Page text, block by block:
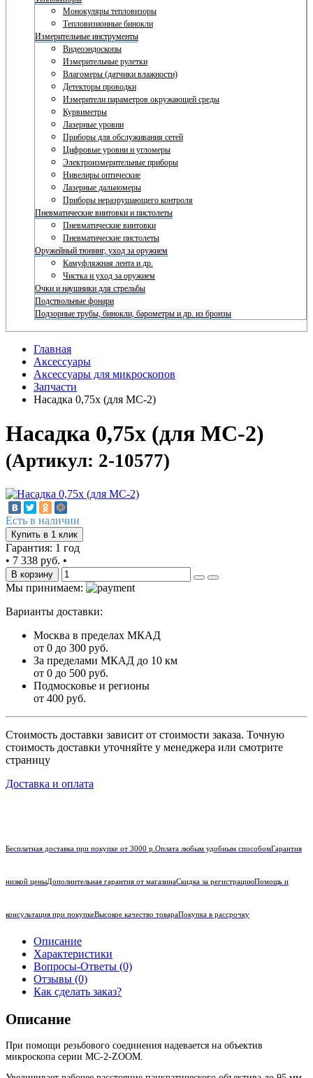
Монокуляры тепловизоры
Тепловизионные бинокли
Измерительные инструменты
Видеоэндоскопы
Измерительные рулетки
Влагомеры (датчики влажности)
Детекторы проводки
Измерители параметров окружающей среды
Курвиметры
Лазерные уровни
Приборы для обслуживания сетей
Цифровые уровни и угломеры
Электроизмерительные приборы
Нивелиры оптические
Лазерные дальномеры
Приборы неразрушающего контроля
Пневматические винтовки и пистолеты
Пневматические винтовки
Пневматические пистолеты
Оружейный тюнинг, уход за оружием
Камуфляжная лента и др.
Чистка и уход за оружием
Очки и наушники для стрельбы
Подствольные фонари
Подзорные трубы, бинокли, барометры и др. из бронзы
Главная
Аксессуары
Аксессуары для микроскопов
Запчасти
Насадка 0,75х (для MC-2)
Насадка 0,75х (для MC-2)
(Артикул: 2-10577)
Есть в наличии
Купить в 1 клик
Гарантия: 1 год
• 7 338 руб. •
В корзину
Мы принимаем:
Варианты доставки:
Москва в пределах МКАД
от 0 до 300 руб.
За пределами МКАД до 10 км
от 0 до 500 руб.
Подмосковье и регионы
от 400 руб.
Стоимость доставки зависит от стоимости заказа. Точную
стоимость доставки уточняйте у менеджера или смотрите
страницу
Доставка и оплата
Бесплатная доставка при покупке от 3000 р. Оплата любым удобным способомГарантия
низкой ценыДополнительная гарантия от магазинаСкидка за регистрациюПомощь и
консультация при покупкеВысокое качество товараПокупка в рассрочку
Описание
Характеристики
Вопросы-Ответы (0)
Отзывы (0)
Как сделать заказ?
Описание
При помощи резьбового соединения надевается на объектив
микроскопа серии МС-2-ZOOM.